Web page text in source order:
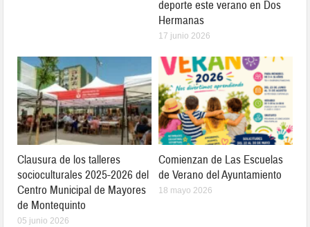
deporte este verano en Dos
Hermanas
17 junio 2026
Clausura de los talleres
socioculturales 2025-2026 del
Centro Municipal de Mayores
de Montequinto
05 junio 2026
Comienzan de Las Escuelas
de Verano del Ayuntamiento
18 mayo 2026